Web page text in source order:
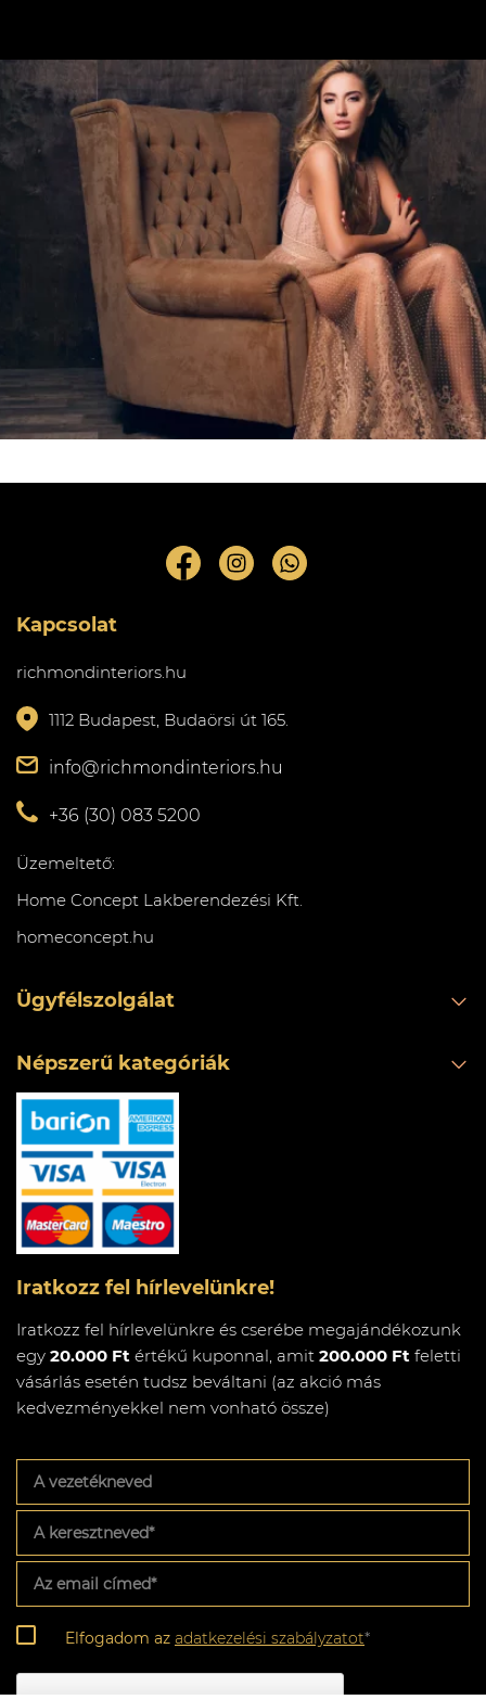
Kapcsolat
richmondinteriors.hu
1112 Budapest, Budaörsi út 165.
info@richmondinteriors.hu
+36 (30) 083 5200
Üzemeltető:
Home Concept Lakberendezési Kft.
homeconcept.hu
Ügyfélszolgálat
Népszerű kategóriák
Iratkozz fel hírlevelünkre!
Iratkozz fel hírlevelünkre és cserébe megajándékozunk
egy 20.000 Ft értékű kuponnal, amit 200.000 Ft feletti
vásárlás esetén tudsz beváltani (az akció más
kedvezményekkel nem vonható össze)
vezetékneved
keresztneved*
email
címed*
Adatkezelési
szabályzat*
Elfogadom az adatkezelési szabályzatot*
CAPTCHA